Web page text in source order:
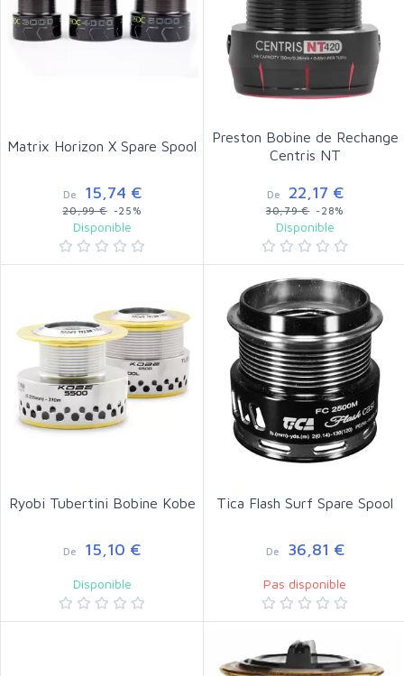
Matrix Horizon X Spare Spool
De 15,74 €
20,99 €-25%
Disponible
Preston Bobine de Rechange
Centris NT
De 22,17 €
30,79 €-28%
Disponible
Ryobi Tubertini Bobine Kobe
De 15,10 €
Disponible
Tica Flash Surf Spare Spool
De 36,81 €
Pas disponible